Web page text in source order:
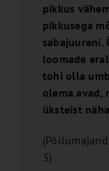
pikkus
pikkusega
sabajuureni.
loomade
tohi olla
olema avad,
üksteist
3)